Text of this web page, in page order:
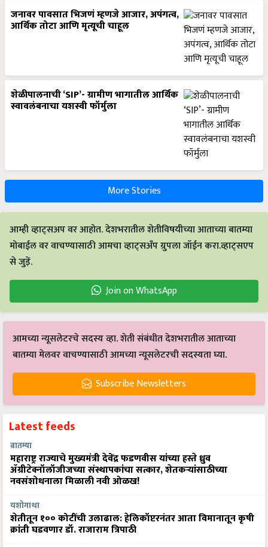
जनावर पावसात भिजणं म्हणजे आजार, अपंगत्व,
आर्थिक तोटा आणि मृत्यूची चाहूल
शेळीपालनाची ‘SIP’- ग्रामीण भागातील आर्थिक
स्वावलंबनाचा यशस्वी फॉर्मुला
More Stories
आम्ही व्हाट्सअप वर आहोत. देशभरातील शेतीविषयीच्या आताच्या बातम्या
मोबाईल वर वाचण्यासाठी आमचा व्हाट्सअँप ग्रुपला जॉईन करा.व्हाट्सएप
से जुड़ें.
Join on WhatsApp
आमच्या न्यूसलेटरचे सदस्य व्हा. शेती संबंधीत देशभरातील आताच्या
बातम्या मेलवर वाचण्यासाठी आमच्या न्यूसलेटरची सदस्यता घ्या.
Subscribe Newsletters
Latest feeds
बातम्या
महाराष्ट्र राज्याचे मुख्यमंत्री देवेंद्र फडणवीस यांच्या हस्ते ध्रुव
ॲग्रीटेक्नॉलॉजीजच्या संस्थापकांचा सत्कार, शेतकऱ्यांसाठीच्या
नवसंशोधनाला मिळाली नवी ओळख!
यशोगाथा
शेतीतून १०० कोटींची उलाढाल: हेलिकॉप्टरनंतर आता विमानातून कृषी
क्रांती घडवणार डॉ. राजाराम त्रिपाठी